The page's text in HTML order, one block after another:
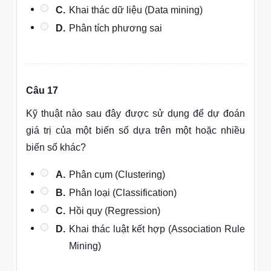
C. Khai thác dữ liệu (Data mining)
D. Phân tích phương sai
Câu 17
Kỹ thuật nào sau đây được sử dụng để dự đoán
giá trị của một biến số dựa trên một hoặc nhiều
biến số khác?
A. Phân cụm (Clustering)
B. Phân loại (Classification)
C. Hồi quy (Regression)
D. Khai thác luật kết hợp (Association Rule
Mining)